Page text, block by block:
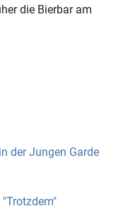
die Bierbar am